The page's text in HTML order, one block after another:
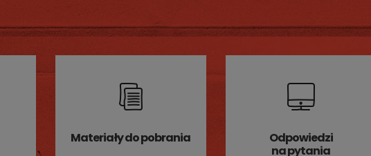
Materiały do pobrania
Odpowiedzi
na pytania